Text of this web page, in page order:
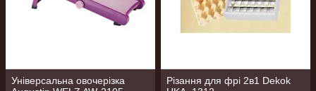
Універсальна овочерізка
Різання для фрі 2в1 Dekok